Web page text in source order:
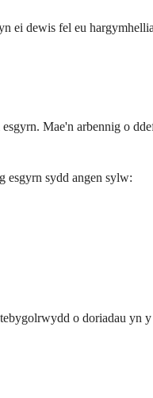
ei dewis fel eu
Mae'n arbennig o
esgyrn sydd angen sylw:
o doriadau